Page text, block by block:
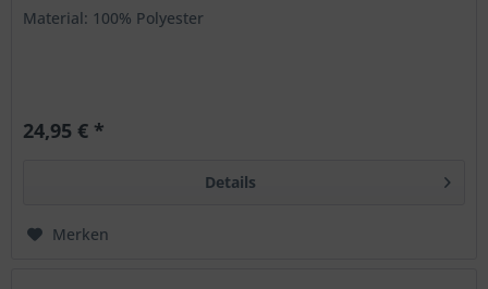
Material: 100% Polyester
24,95 € *
Details
Merken